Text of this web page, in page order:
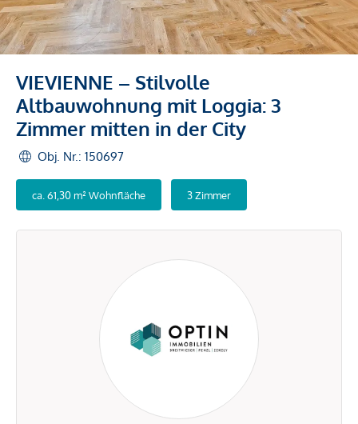
VIEVIENNE – Stilvolle
Altbauwohnung mit Loggia: 3
Zimmer mitten in der City
Obj. Nr.: 150697
ca. 61,30 m² Wohnfläche 3 Zimmer